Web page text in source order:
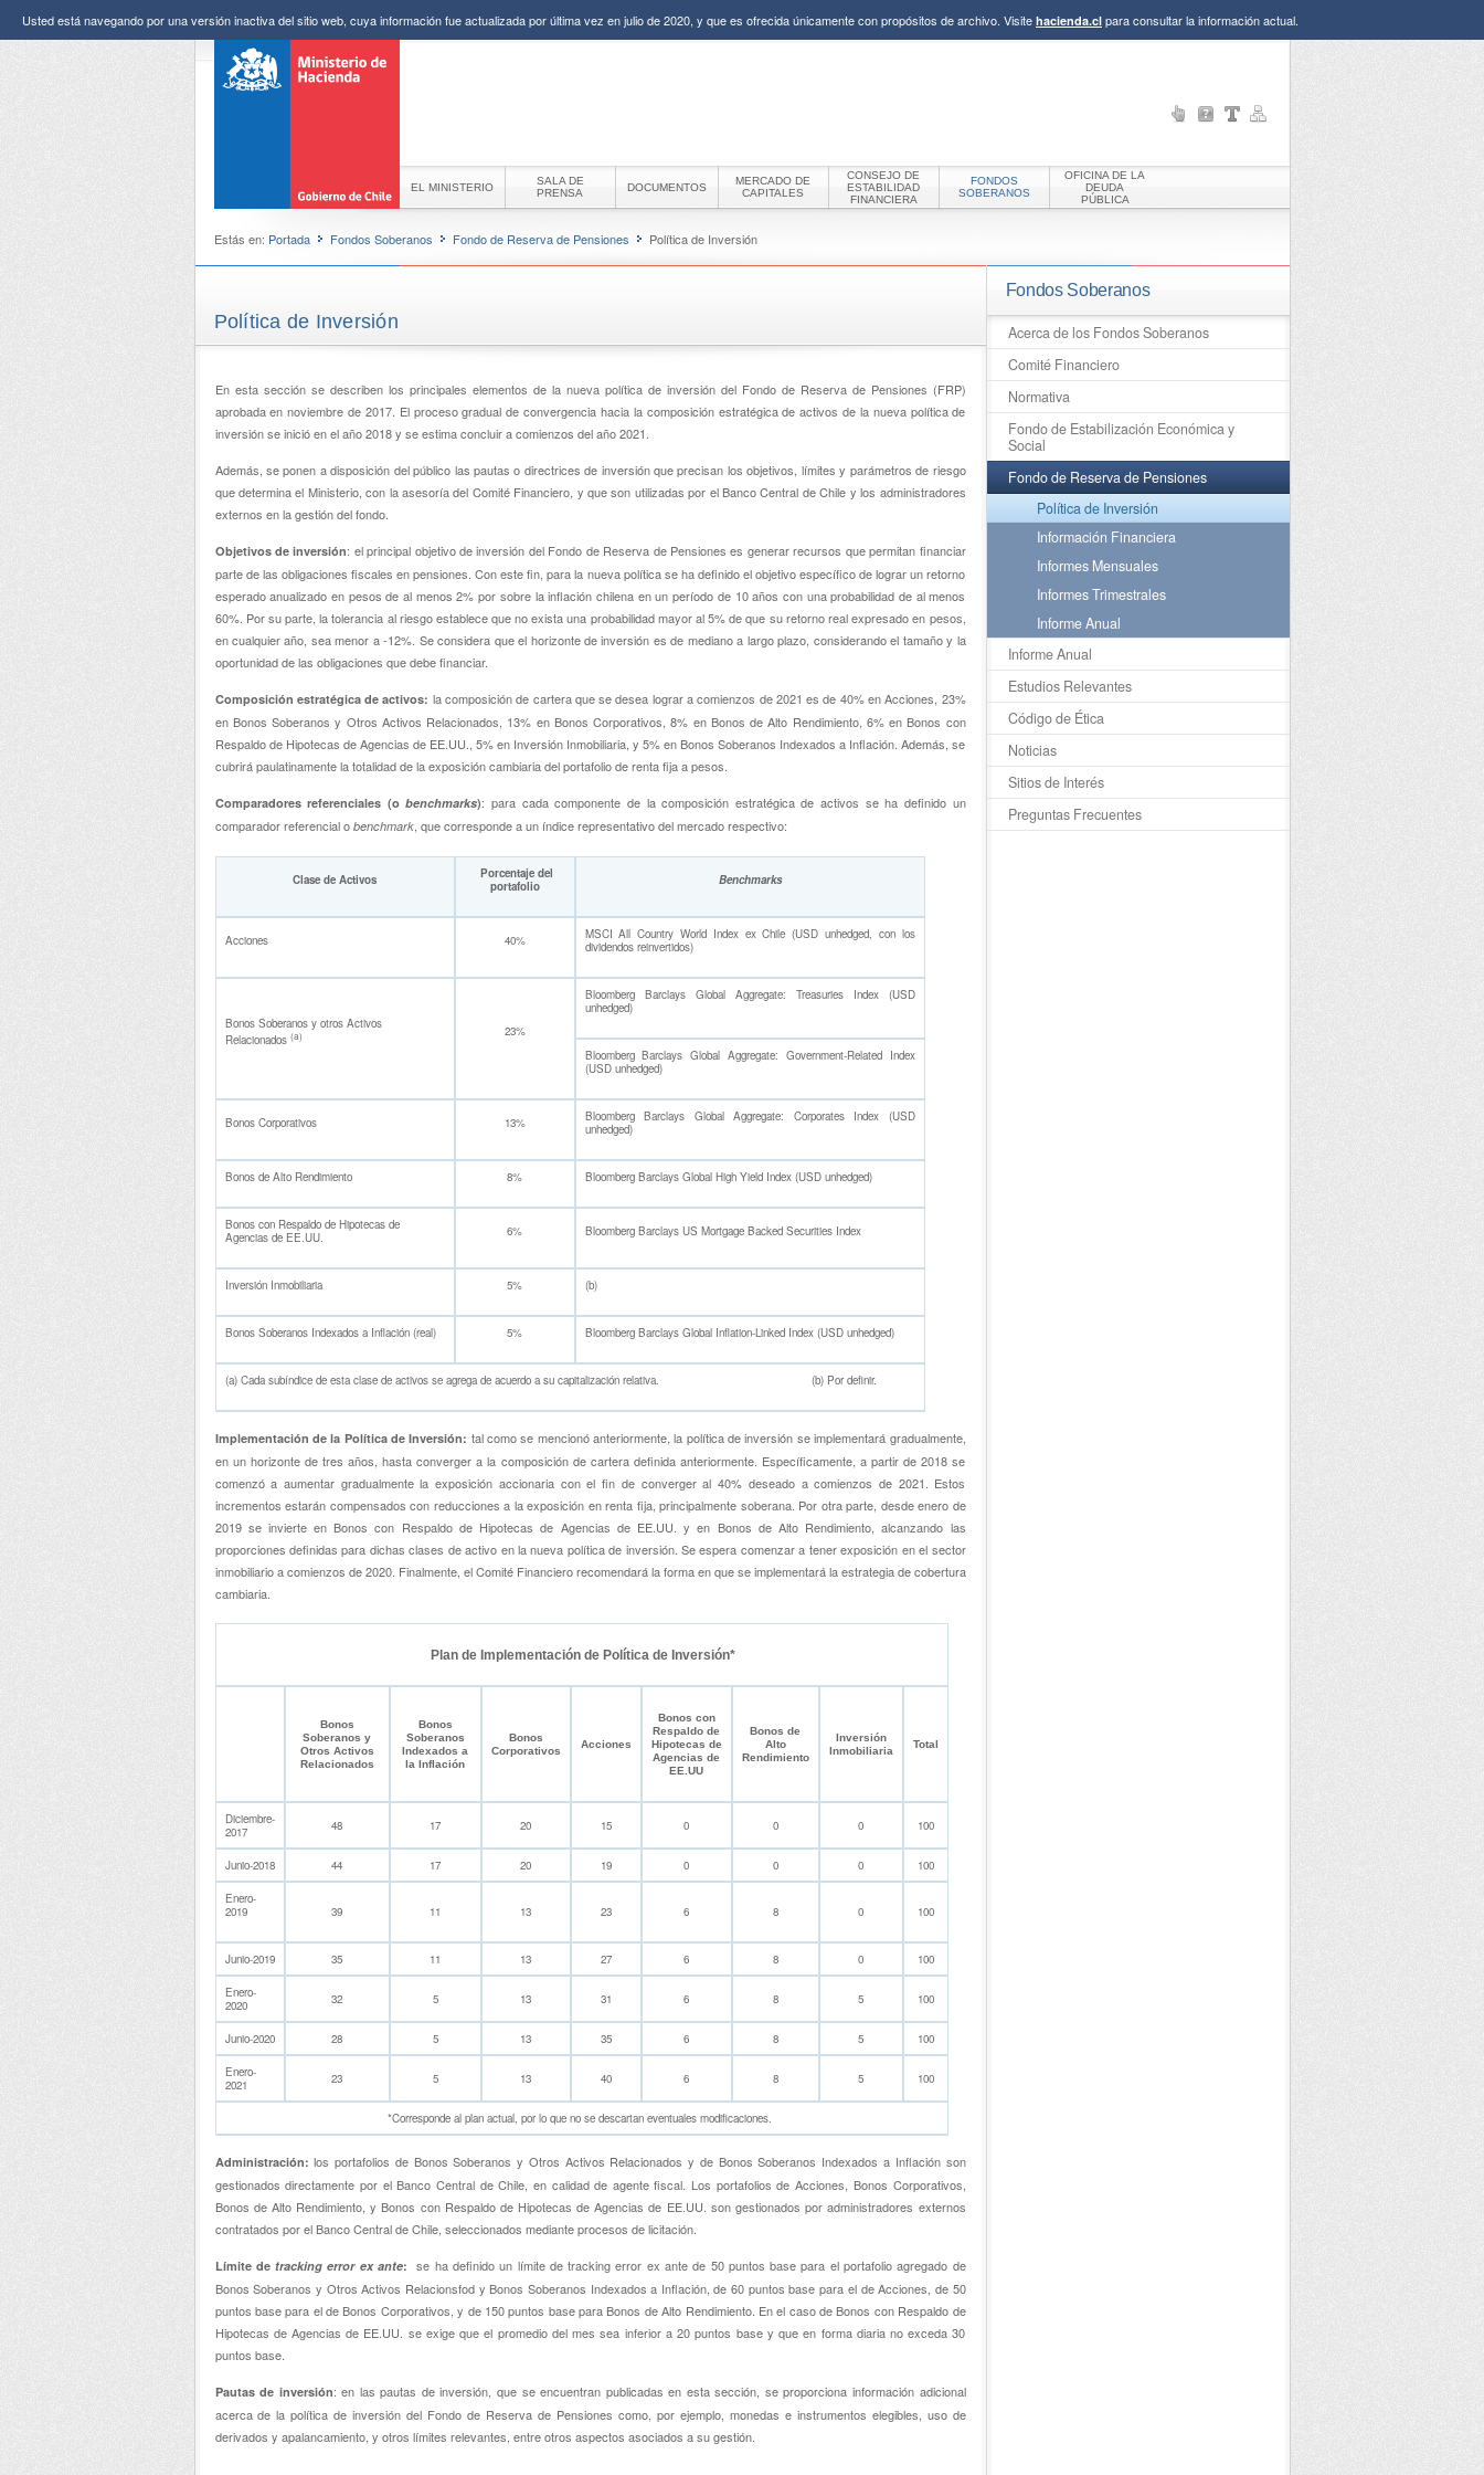
Usted está navegando por una versión inactiva del sitio web, cuya información fue actualizada por última vez en julio de 2020, y que es ofrecida únicamente con propósitos de archivo. Visite hacienda.cl para consultar la información actual.
EL MINISTERIO
SALA DE
PRENSA
DOCUMENTOS
MERCADO DE
CAPITALES
CONSEJO DE
ESTABILIDAD
FINANCIERA
FONDOS
SOBERANOS
OFICINA DE LA
DEUDA
PÚBLICA
Estás en: Portada Fondos Soberanos Fondo de Reserva de Pensiones Política de Inversión
Fondos Soberanos
Acerca de los Fondos Soberanos
Comité Financiero
Normativa
Fondo de Estabilización Económica y
Social
Fondo de Reserva de Pensiones
Política de Inversión
Información Financiera
Informes Mensuales
Informes Trimestrales
Informe Anual
Informe Anual
Estudios Relevantes
Código de Ética
Noticias
Sitios de Interés
Preguntas Frecuentes
Política de Inversión
En esta sección se describen los principales elementos de la nueva política de inversión del Fondo de Reserva de Pensiones (FRP)
aprobada en noviembre de 2017. El proceso gradual de convergencia hacia la composición estratégica de activos de la nueva política de
inversión se inició en el año 2018 y se estima concluir a comienzos del año 2021.
Además, se ponen a disposición del público las pautas o directrices de inversión que precisan los objetivos, límites y parámetros de riesgo
que determina el Ministerio, con la asesoría del Comité Financiero, y que son utilizadas por el Banco Central de Chile y los administradores
externos en la gestión del fondo.
Objetivos de inversión: el principal objetivo de inversión del Fondo de Reserva de Pensiones es generar recursos que permitan financiar
parte de las obligaciones fiscales en pensiones. Con este fin, para la nueva política se ha definido el objetivo específico de lograr un retorno
esperado anualizado en pesos de al menos 2% por sobre la inflación chilena en un período de 10 años con una probabilidad de al menos
60%. Por su parte, la tolerancia al riesgo establece que no exista una probabilidad mayor al 5% de que su retorno real expresado en pesos,
en cualquier año, sea menor a -12%. Se considera que el horizonte de inversión es de mediano a largo plazo, considerando el tamaño y la
oportunidad de las obligaciones que debe financiar.
Composición estratégica de activos: la composición de cartera que se desea lograr a comienzos de 2021 es de 40% en Acciones, 23%
en Bonos Soberanos y Otros Activos Relacionados, 13% en Bonos Corporativos, 8% en Bonos de Alto Rendimiento, 6% en Bonos con
Respaldo de Hipotecas de Agencias de EE.UU., 5% en Inversión Inmobiliaria, y 5% en Bonos Soberanos Indexados a Inflación. Además, se
cubrirá paulatinamente la totalidad de la exposición cambiaria del portafolio de renta fija a pesos.
Comparadores referenciales (obenchmarks): para cada componente de la composición estratégica de activos se ha definido un
comparador referencial o benchmark, que corresponde a un índice representativo del mercado respectivo:
Clase de Activos
Porcentaje del
portafolio
Benchmarks
Acciones 40%
MSCI All Country World Index ex Chile (USD unhedged, con los
dividendos reinvertidos)
Bonos Soberanos y otros Activos
Relacionados (a) 23%
Bloomberg Barclays Global Aggregate: Treasuries Index (USD
unhedged)
Bloomberg Barclays Global Aggregate: Government-Related Index
(USD unhedged)
Bonos Corporativos 13%
Bloomberg Barclays Global Aggregate: Corporates Index (USD
unhedged)
Bonos de Alto Rendimiento 8% Bloomberg Barclays Global High Yield Index (USD unhedged)
Bonos con Respaldo de Hipotecas de
Agencias de EE.UU.
6% Bloomberg Barclays US Mortgage Backed Securities Index
Inversión Inmobiliaria 5% (b)
Bonos Soberanos Indexados a Inflación (real) 5% Bloomberg Barclays Global Inflation-Linked Index (USD unhedged)
(a) Cada subíndice de esta clase de activos se agrega de acuerdo a su capitalización relativa. (b) Por definir.
Implementación de la Política de Inversión: tal como se mencionó anteriormente, la política de inversión se implementará gradualmente,
en un horizonte de tres años, hasta converger a la composición de cartera definida anteriormente. Específicamente, a partir de 2018 se
comenzó a aumentar gradualmente la exposición accionaria con el fin de converger al 40% deseado a comienzos de 2021. Estos
incrementos estarán compensados con reducciones a la exposición en renta fija, principalmente soberana. Por otra parte, desde enero de
2019 se invierte en Bonos con Respaldo de Hipotecas de Agencias de EE.UU. y en Bonos de Alto Rendimiento, alcanzando las
proporciones definidas para dichas clases de activo en la nueva política de inversión. Se espera comenzar a tener exposición en el sector
inmobiliario a comienzos de 2020. Finalmente, el Comité Financiero recomendará la forma en que se implementará la estrategia de cobertura
cambiaria.
Plan de Implementación de Política de Inversión*
Bonos
Soberanos y
Otros Activos
Relacionados
Bonos
Soberanos
Indexados a
la Inflación
Bonos
Corporativos
Acciones
Bonos con
Respaldo de
Hipotecas de
Agencias de
EE.UU
Bonos de
Alto
Rendimiento
Inversión
Inmobiliaria
Total
Diciembre-
2017
48 17 20 15 0 0 0 100
Junio-2018 44 17 20 19 0 0 0 100
Enero-
2019
39 11 13 23 6 8 0 100
Junio-2019 35 11 13 27 6 8 0 100
Enero-
2020
32 5 13 31 6 8 5 100
Junio-2020 28 5 13 35 6 8 5 100
Enero-
2021
23 5 13 40 6 8 5 100
*Corresponde al plan actual, por lo que no se descartan eventuales modificaciones.
Administración: los portafolios de Bonos Soberanos y Otros Activos Relacionados y de Bonos Soberanos Indexados a Inflación son
gestionados directamente por el Banco Central de Chile, en calidad de agente fiscal. Los portafolios de Acciones, Bonos Corporativos,
Bonos de Alto Rendimiento, y Bonos con Respaldo de Hipotecas de Agencias de EE.UU. son gestionados por administradores externos
contratados por el Banco Central de Chile, seleccionados mediante procesos de licitación.
Límite detracking error ex ante:se ha definido un límite de tracking error ex ante de 50 puntos base para el portafolio agregado de
Bonos Soberanos y Otros Activos Relacionsfod y Bonos Soberanos Indexados a Inflación, de 60 puntos base para el de Acciones, de 50
puntos base para el de Bonos Corporativos, y de 150 puntos base para Bonos de Alto Rendimiento. En el caso de Bonos con Respaldo de
Hipotecas de Agencias de EE.UU. se exige que el promedio del mes sea inferior a 20 puntos base y que en forma diaria no exceda 30
puntos base.
Pautas de inversión: en las pautas de inversión, que se encuentran publicadas en esta sección, se proporciona información adicional
acerca de la política de inversión del Fondo de Reserva de Pensiones como, por ejemplo, monedas e instrumentos elegibles, uso de
derivados y apalancamiento, y otros límites relevantes, entre otros aspectos asociados a su gestión.